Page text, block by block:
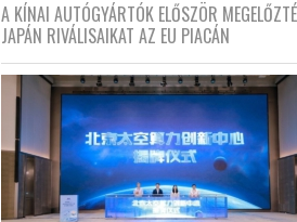
A KÍNAI AUTÓGYÁRTÓK ELŐSZÖR
JAPÁN RIVÁLISAIKAT AZ EU PIACÁN